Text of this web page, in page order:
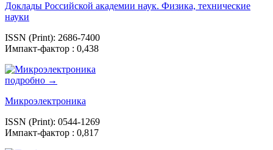
Доклады Российской академии наук. Физика, технические
науки
ISSN (Print): 2686-7400
Импакт-фактор : 0,438
подробно →
Микроэлектроника
ISSN (Print): 0544-1269
Импакт-фактор : 0,817